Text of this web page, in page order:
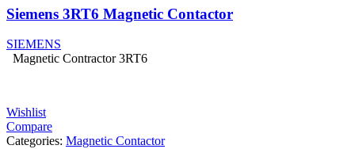
Siemens 3RT6 Magnetic Contactor
SIEMENS
Magnetic Contractor 3RT6
Wishlist
Compare
Categories: Magnetic Contactor